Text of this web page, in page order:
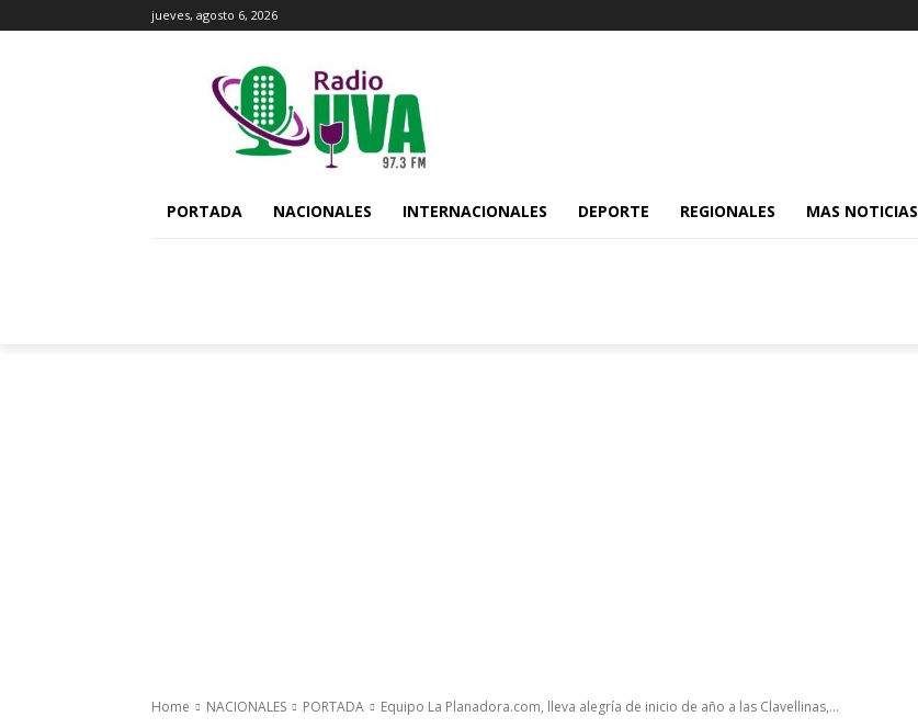
jueves, agosto 6, 2026
PORTADA NACIONALES INTERNACIONALES DEPORTE REGIONALES MAS NOTICIAS
Home NACIONALES PORTADA Equipo La Planadora.com, lleva alegría de inicio de año a las Clavellinas,...